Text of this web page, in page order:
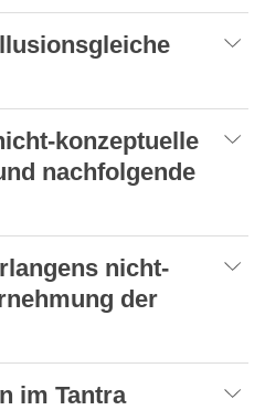
konzeptuelle
nachfolgende
nicht-
der
im Tantra